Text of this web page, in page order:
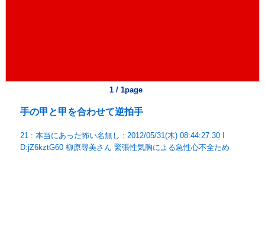
1 / 1page
手の甲と甲を合わせて逆拍手
21 : 本当にあった怖い名無し : 2012/05/31(木) 08:44:27.30 I
D:jZ6kztG60 柳原尋美さん 緊張性気胸による急性心不全ため